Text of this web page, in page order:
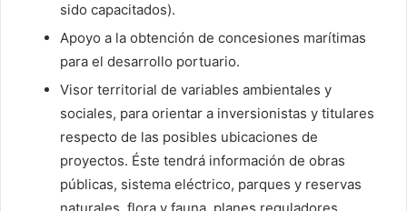
sido capacitados).
Apoyo a la obtención de concesiones marítimas
para el desarrollo portuario.
Visor territorial de variables ambientales y
sociales, para orientar a inversionistas y titulares
respecto de las posibles ubicaciones de
proyectos. Éste tendrá información de obras
públicas, sistema eléctrico, parques y reservas